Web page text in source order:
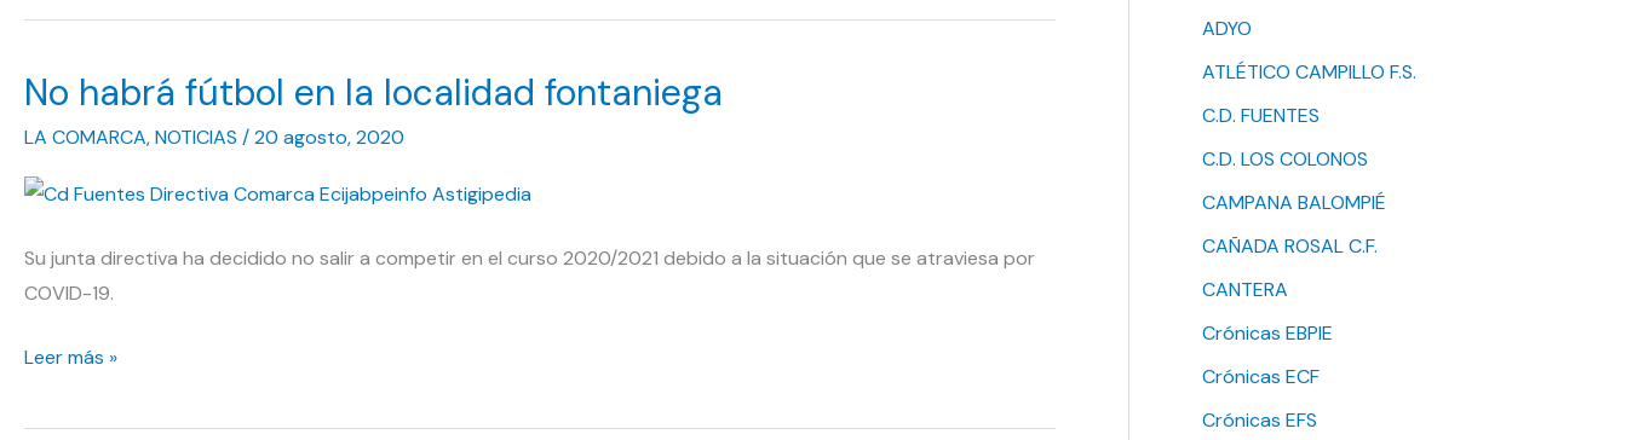
tiene
propio
CD
No habrá fútbol en la localidad fontaniega
LA COMARCA,NOTICIAS /20 agosto, 2020
Su junta directiva ha decidido no salir a competir en el curso 2020/2021 debido a la situación que se atraviesa por
COVID-19.
No
fútbol
Leer más »
ADYO
ATLÉTICO CAMPILLO F.S.
C.D. FUENTES
C.D. LOS COLONOS
CAMPANA BALOMPIÉ
CAÑADA ROSAL C.F.
CANTERA
Crónicas EBPIE
Crónicas ECF
Crónicas EFS